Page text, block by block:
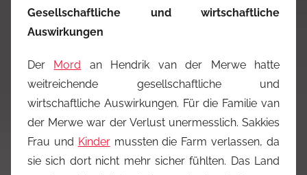
Gesellschaftliche und wirtschaftliche
Auswirkungen
Der Mord an Hendrik van der Merwe hatte
weitreichende gesellschaftliche und
wirtschaftliche Auswirkungen. Für die Familie van
der Merwe war der Verlust unermesslich. Sakkies
Frau und Kindermussten die Farm verlassen, da
sie sich dort nicht mehr sicher fühlten. Das Land